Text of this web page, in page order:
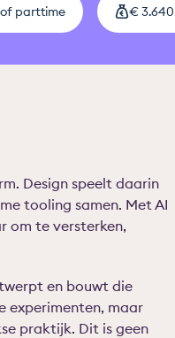
parttime €
Design speelt daarin
tooling samen. Met AI
om te versterken,
en bouwt die
experimenten, maar
praktijk. Dit is geen